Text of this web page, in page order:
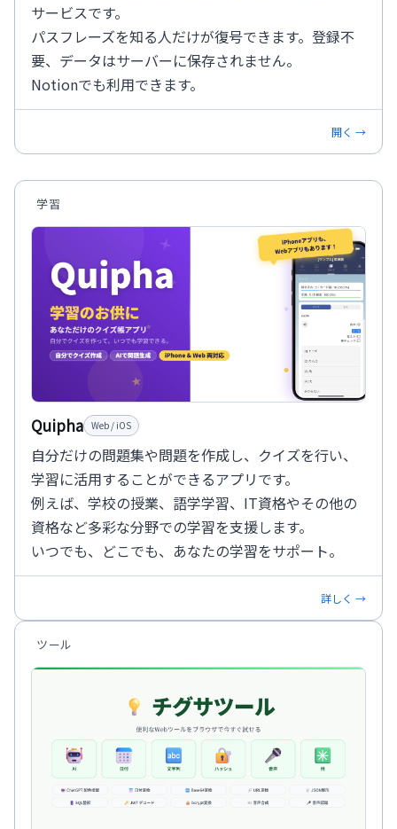
サービスです。
パスフレーズを知る人だけが復号できます。登録不
要、データはサーバーに保存されません。
Notionでも利用できます。
開く →
学習
Quipha Web / iOS
自分だけの問題集や問題を作成し、クイズを行い、
学習に活用することができるアプリです。
例えば、学校の授業、語学学習、IT資格やその他の
資格など多彩な分野での学習を支援します。
いつでも、どこでも、あなたの学習をサポート。
詳しく →
ツール